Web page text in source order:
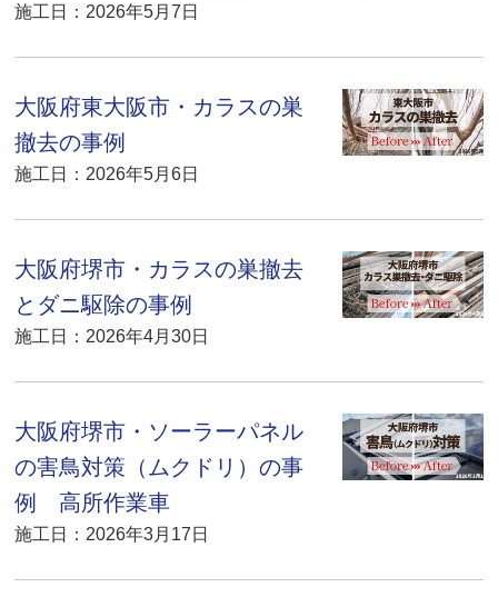
施工日：2026年5月7日
大阪府東大阪市・カラスの巣
撤去の事例
施工日：2026年5月6日
大阪府堺市・カラスの巣撤去
とダニ駆除の事例
施工日：2026年4月30日
大阪府堺市・ソーラーパネル
の害鳥対策（ムクドリ）の事
例 高所作業車
施工日：2026年3月17日